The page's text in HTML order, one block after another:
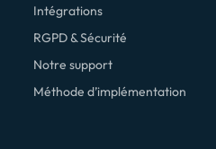
Intégrations
RGPD & Sécurité
Notre support
Méthode d’implémentation